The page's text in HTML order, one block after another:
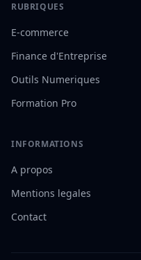
RUBRIQUES
E-commerce
Finance d'Entreprise
Outils Numeriques
Formation Pro
INFORMATIONS
A propos
Mentions legales
Contact